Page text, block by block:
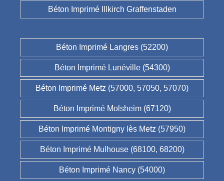
Béton Imprimé Illkirch Graffenstaden
Béton Imprimé Langres (52200)
Béton Imprimé Lunéville (54300)
Béton Imprimé Metz (57000, 57050, 57070)
Béton Imprimé Molsheim (67120)
Béton Imprimé Montigny lès Metz (57950)
Béton Imprimé Mulhouse (68100, 68200)
Béton Imprimé Nancy (54000)